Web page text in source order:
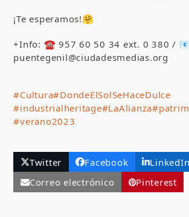
¡Te esperamos!🤗
+Info: ☎️ 957 60 50 34 ext. 0 380 /
puentegenil@ciudadesmedias.org
#Cultura#DondeElSolSeHaceDulce
#industrialheritage#LaAlianza
#verano2023
Twitter Facebook
LinkedIn
Correo electrónico
Pinterest